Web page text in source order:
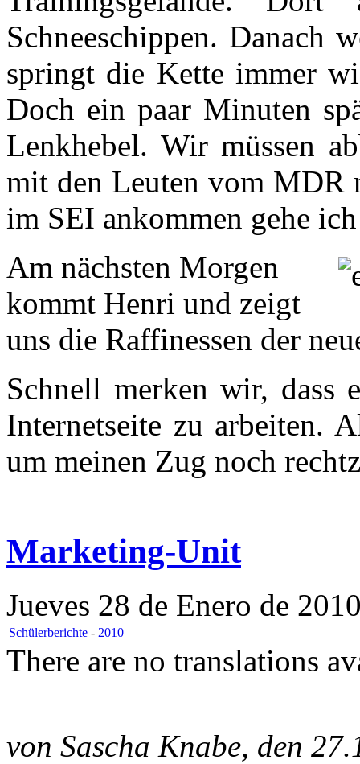
Schneeschippen. Danach
springt die Kette immer
Doch ein paar Minuten
Lenkhebel. Wir müssen
mit den Leuten vom MDR
im SEI ankommen gehe
Am nächsten Morgen
kommt Henri und zeigt
uns die Raffinessen der
Schnell merken wir, dass
Internetseite zu arbeiten.
um meinen Zug noch
Marketing-Unit
Jueves 28 de Enero de
Schülerberichte - 2010
There are no translations
von Sascha Knabe, den